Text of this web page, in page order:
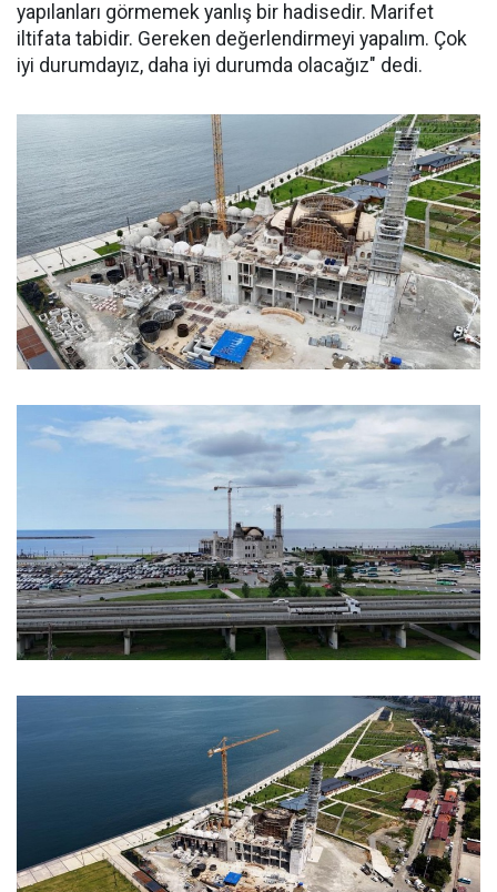
yapılanları görmemek yanlış bir hadisedir. Marifet
iltifata tabidir. Gereken değerlendirmeyi yapalım. Çok
iyi durumdayız, daha iyi durumda olacağız" dedi.